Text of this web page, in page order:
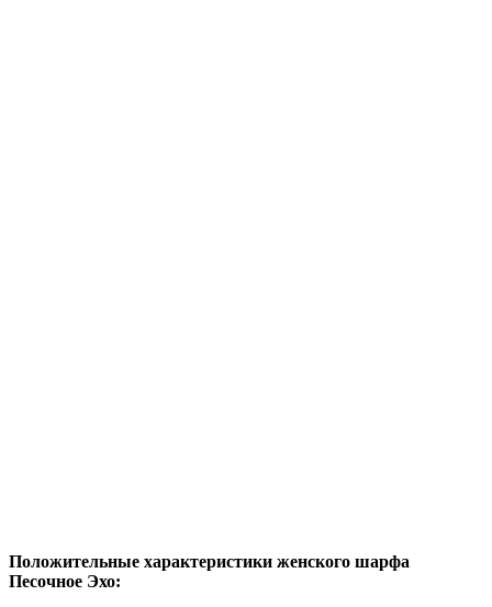
Положительные характеристики женского шарфа
Песочное Эхо: